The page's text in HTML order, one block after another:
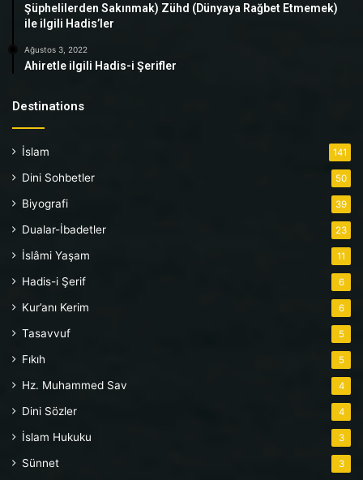
Şüphelilerden Sakınmak) Zühd (Dünyaya Rağbet Etmemek)
ile ilgili Hadis’ler
Ağustos 3, 2022
Ahiretle ilgili Hadis-i Şerifler
Destinations
İslam 141
Dini Sohbetler 50
Biyografi 39
Dualar-İbadetler 23
İslâmi Yaşam 11
Hadis-i Şerif 6
Kur’anı Kerim 6
Tasavvuf 5
Fıkıh 5
Hz. Muhammed Sav 4
Dini Sözler 4
İslam Hukuku 3
Sünnet 3